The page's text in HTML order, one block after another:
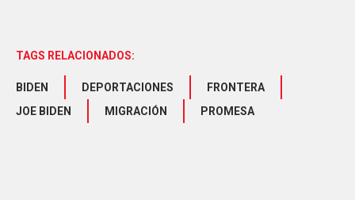
TAGS RELACIONADOS:
BIDEN DEPORTACIONES
FRONTERA
JOE BIDEN
MIGRACIÓN PROMESA